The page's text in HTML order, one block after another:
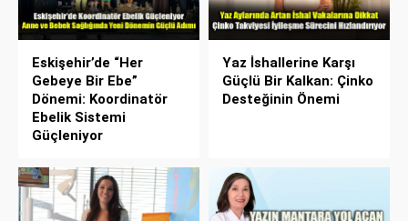
Eskişehir’de “Her
Gebeye Bir Ebe”
Dönemi: Koordinatör
Ebelik Sistemi
Güçleniyor
Yaz İshallerine Karşı
Güçlü Bir Kalkan: Çinko
Desteğinin Önemi